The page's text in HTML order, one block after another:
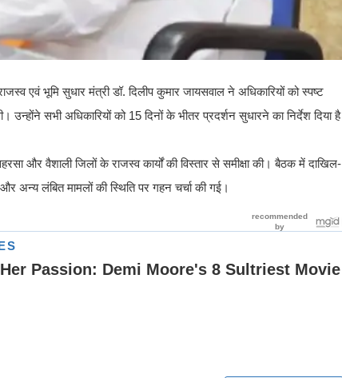
एवं भूमि सुधार मंत्री डॉ. दिलीप कुमार जायसवाल ने अधिकारियों को स्पष्ट
उन्होंने सभी अधिकारियों को 15 दिनों के भीतर प्रदर्शन सुधारने का निर्देश दिया है
और वैशाली जिलों के राजस्व कार्यों की विस्तार से समीक्षा की। बैठक में दाखिल-
अन्य लंबित मामलों की स्थिति पर गहन चर्चा की गई।